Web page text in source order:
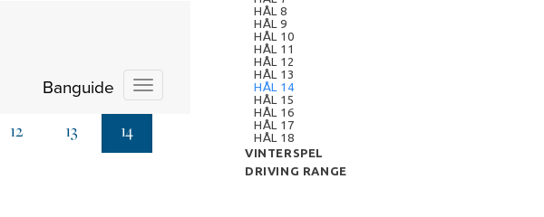
HÅL 8
HÅL 9
HÅL 10
HÅL 11
HÅL 12
HÅL 13
HÅL 14
HÅL 15
HÅL 16
HÅL 17
HÅL 18
VINTERSPEL
DRIVING RANGE